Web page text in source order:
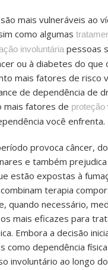
mais vulneráveis ao
como algumas
involuntária pessoas
ou à diabetes do que
mais fatores de risco
de dependência de
mais fatores de proteção
você enfrenta.
provoca câncer,
e também
estão expostas à
terapia
quando necessário,
mais eficazes para
Embora a decisão
como dependência
involuntário ao longo